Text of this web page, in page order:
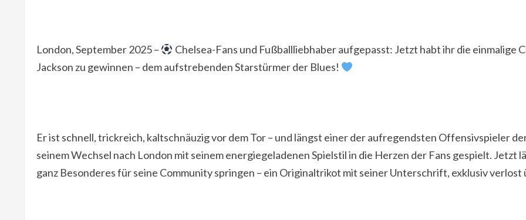
London, September 2025 –
Chelsea-Fans und Fußballliebhaber aufgepasst: Jetzt habt ihr die einmalige
Jackson zu gewinnen – dem aufstrebenden Starstürmer der Blues!
Er ist schnell, trickreich, kaltschnäuzig vor dem Tor – und längst einer der aufregendsten Offensivspieler
seinem Wechsel nach London mit seinem energiegeladenen Spielstil in die Herzen der Fans gespielt. Jetzt
ganz Besonderes für seine Community springen – ein Originaltrikot mit seiner Unterschrift, exklusiv